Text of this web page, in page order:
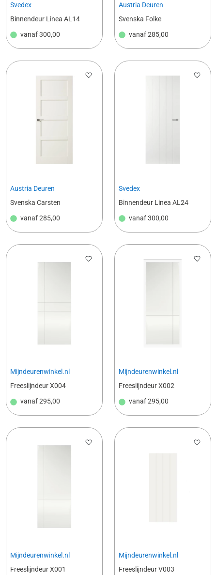
Svedex
Binnendeur Linea AL14
vanaf300,00
Austria Deuren
Svenska Folke
vanaf285,00
Austria Deuren
Svenska Carsten
vanaf285,00
Svedex
Binnendeur Linea AL24
vanaf300,00
Mijndeurenwinkel.nl
Freeslijndeur X004
vanaf295,00
Mijndeurenwinkel.nl
Freeslijndeur X002
vanaf295,00
Mijndeurenwinkel.nl
Freeslijndeur X001
Mijndeurenwinkel.nl
Freeslijndeur V003